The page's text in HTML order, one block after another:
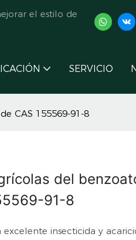
el estilo de
SERVICIO
CAS 155569-91-8
del
91-8
insecticida y